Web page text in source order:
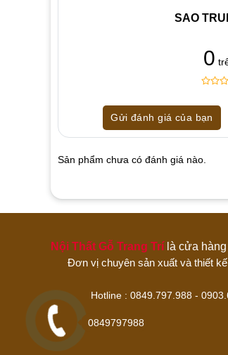
SAO
0
out
of
based
ratings
Gửi đánh giá của bạn
Sản phẩm chưa có đánh giá nào.
Hãy là người đánh giá đầu
Đánh giá của bạn
Nội Thất Gỗ Trang Trílà cửa
Đơn vị chuyên sản xuất và thiết
Hotline :
0849797988